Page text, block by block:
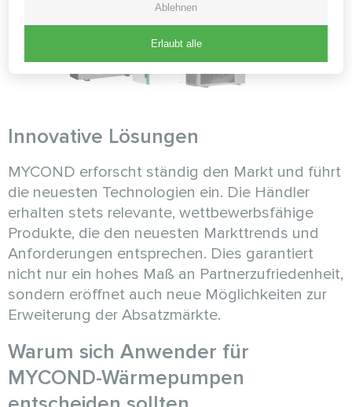
Innovative Lösungen
MYCOND erforscht ständig den Markt und führt
die neuesten Technologien ein. Die Händler
erhalten stets relevante, wettbewerbsfähige
Produkte, die den neuesten Markttrends und
Anforderungen entsprechen. Dies garantiert
nicht nur ein hohes Maß an Partnerzufriedenheit,
sondern eröffnet auch neue Möglichkeiten zur
Erweiterung der Absatzmärkte.
Warum sich Anwender für
MYCOND-Wärmepumpen
Ablehnen
Erlaubt alle